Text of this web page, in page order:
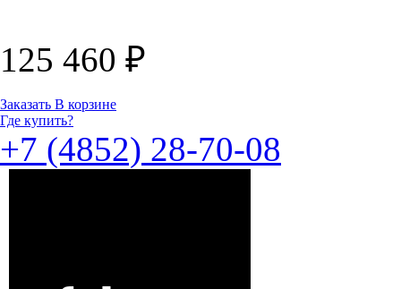
125 460 ₽
Заказать В корзине
Где купить?
+7 (4852) 28-70-08